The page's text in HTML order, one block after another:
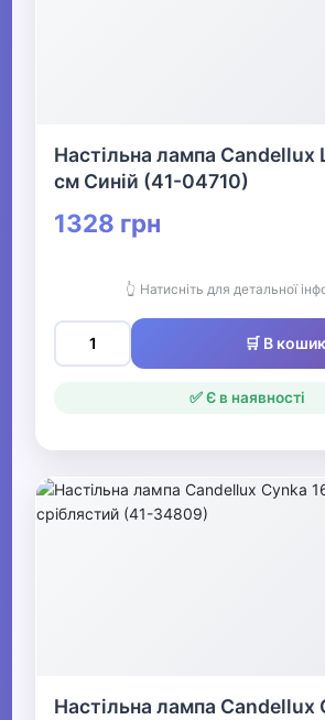
Настільна лампа Candellux
см Синій (41-04710)
1328 грн
👆 Натисніть для детальної
🛒 В кошик
✅ Є в наявності
Настільна лампа Candellux